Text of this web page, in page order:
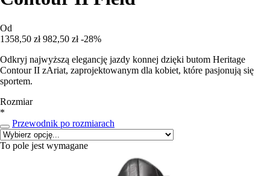
Od
1358,50 zł 982,50 zł -28%
Odkryj najwyższą elegancję jazdy konnej dzięki butom Heritage
Contour II zAriat, zaprojektowanym dla kobiet, które pasjonują się
sportem.
Rozmiar
*
Przewodnik po rozmiarach
To pole jest wymagane